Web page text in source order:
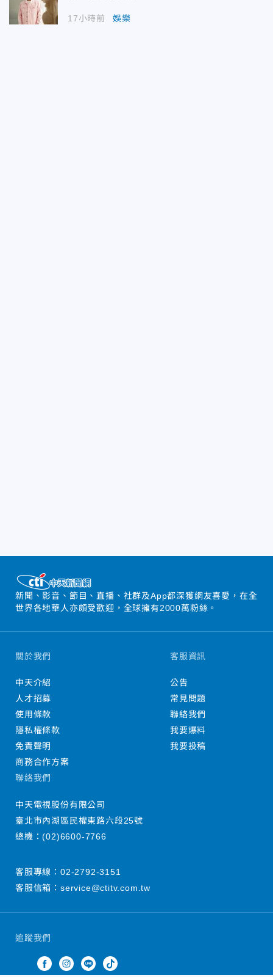
17小時前 娛樂
新聞、影音、節目、直播、社群及App都深獲網友喜愛，在全
世界各地華人亦頗受歡迎，全球擁有2000萬粉絲。
追蹤我們
關於我們
中天介紹
人才招募
使用條款
隱私權條款
免責聲明
商務合作方案
客服資訊
公告
常見問題
聯絡我們
我要爆料
我要投稿
聯絡我們
中天電視股份有限公司
臺北市內湖區民權東路六段25號
總機：(02)6600-7766
客服專線： 02-2792-3151
客服信箱： service@ctitv.com.tw